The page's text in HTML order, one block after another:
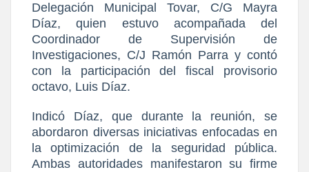
Delegación Municipal Tovar, C/G Mayra
Díaz, quien estuvo acompañada del
Coordinador de Supervisión de
Investigaciones, C/J Ramón Parra y contó
con la participación del fiscal provisorio
octavo, Luis Díaz.
Indicó Díaz, que durante la reunión, se
abordaron diversas iniciativas enfocadas en
la optimización de la seguridad pública.
Ambas autoridades manifestaron su firme